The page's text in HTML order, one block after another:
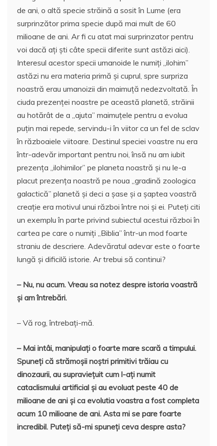
de ani, o altă specie străină a sosit în Lume (era
surprinzător prima specie după mai mult de 60
milioane de ani. Ar fi cu atat mai surprinzator pentru
voi dacă ați ști câte specii diferite sunt astăzi aici).
Interesul acestor specii umanoide le numiți „ilohim”
astăzi nu era materia primă și cuprul, spre surpriza
noastră erau umanoizii din maimuță nedezvoltată. În
ciuda prezenței noastre pe această planetă, străinii
au hotărât de a „ajuta” maimuțele pentru a evolua
puțin mai repede, servindu-i în viitor ca un fel de sclav
în războaiele viitoare. Destinul speciei voastre nu era
într-adevăr important pentru noi, însă nu am iubit
prezența „ilohimilor” pe planeta noastră și nu le-a
placut prezența noastră pe noua „gradină zoologica
galactică” planetă și deci a șase și a șaptea voastră
creație era motivul unui război între noi și ei. Puteți citi
un exemplu în parte privind subiectul acestui război în
cartea pe care o numiți „Biblia” într-un mod foarte
straniu de descriere. Adevăratul adevar este o foarte
lungă și dificilă istorie. Ar trebui să continui?
– Nu, nu acum. Vreau sa notez despre istoria voastră
și am întrebări.
– Vă rog, întrebați-mă.
– Mai intâi, manipulați o foarte mare scară a timpului.
Spuneți că strămoșii noștri primitivi trăiau cu
dinozaurii, au supraviețuit cum l-ați numit
cataclismului artificial și au evoluat peste 40 de
milioane de ani și ca evolutia voastra a fost completa
acum 10 milioane de ani. Asta mi se pare foarte
incredibil. Puteți să-mi spuneți ceva despre asta?